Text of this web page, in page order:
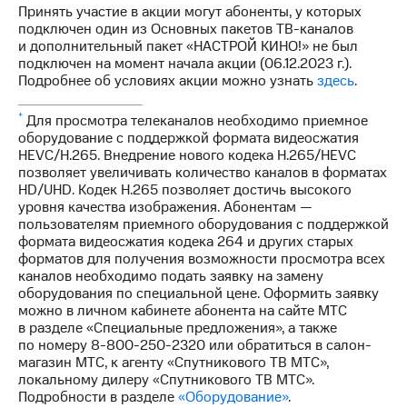
SIM-
карту
Перейти
на
eSIM
Для дома
Выберите
и подключите
ТВ
с выгодным
тарифом
Тарифы
Интернет,
ТВ и телефон
для дома
Услуги
Акции
Услуги
Личный
кабинет
интернета
ТВ
Личный
кабинет
спутникового
ТВ
Скачать
приложение
Мой
МТС
Акции
Видеонаблюдение
для дома
149 ₽/
мес
Принять участие в акции могут абоненты, у которых
подключен один из Основных пакетов ТВ-каналов
и дополнительный пакет «НАСТРОЙ КИНО!» не был
подключен на момент начала акции (06.12.2023 г.).
Подробнее об условиях акции можно узнатьздесь.
* Для просмотра телеканалов необходимо приемное
оборудование с поддержкой формата видеосжатия
HEVC/H.265. Внедрение нового кодека H.265/HEVC
позволяет увеличивать количество каналов в форматах
HD/UHD. Кодек H.265 позволяет достичь высокого
уровня качества изображения. Абонентам —
пользователям приемного оборудования с поддержкой
формата видеосжатия кодека 264 и других старых
форматов для получения возможности просмотра всех
каналов необходимо подать заявку на замену
оборудования по специальной цене. Оформить заявку
можно в личном кабинете абонента на сайте МТС
в разделе «Специальные предложения», а также
по номеру8-800-250-2320 или обратиться в салон-
магазин МТС, к агенту «Спутникового ТВ МТС»,
локальному дилеру «Спутникового ТВ МТС».
Подробности в разделе«Оборудование».